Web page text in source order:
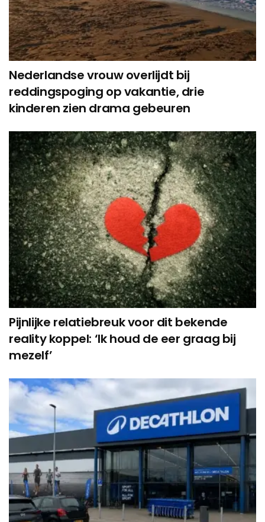
Nederlandse vrouw overlijdt bij
reddingspoging op vakantie, drie
kinderen zien drama gebeuren
Pijnlijke relatiebreuk voor dit bekende
reality koppel: ‘Ik houd de eer graag bij
mezelf’